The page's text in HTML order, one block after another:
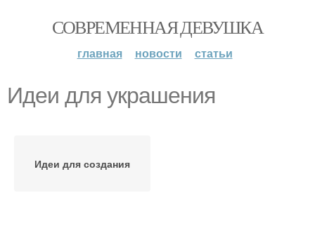
СОВРЕМЕННАЯ ДЕВУШКА
главная новости статьи
Идеи для украшения
Идеи для создания